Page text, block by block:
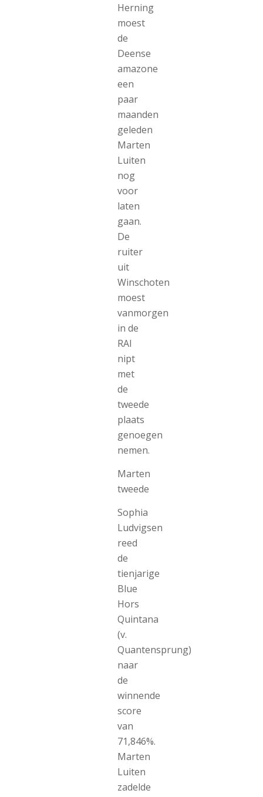
Herning
moest
de
Deense
amazone
een
paar
maanden
geleden
Marten
Luiten
nog
voor
laten
gaan.
De
ruiter
uit
Winschoten
moest
vanmorgen
in de
RAI
nipt
met
de
tweede
plaats
genoegen
nemen.
Marten
tweede
Sophia
Ludvigsen
reed
de
tienjarige
Blue
Hors
Quintana
(v.
Quantensprung)
naar
de
winnende
score
van
71,846%.
Marten
Luiten
zadelde